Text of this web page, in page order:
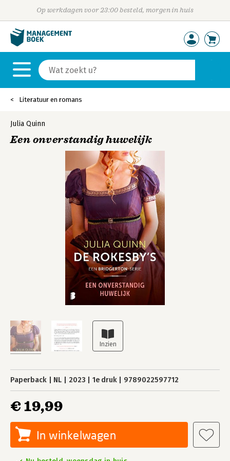
Op werkdagen voor 23:00 besteld, morgen in huis
Literatuur en romans
Julia Quinn
Een onverstandig huwelijk
Paperback NL 2023 1e druk 9789022597712
€ 19,99
In winkelwagen